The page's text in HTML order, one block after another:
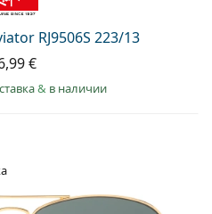
RJ9506S 223/13
€
& в наличии